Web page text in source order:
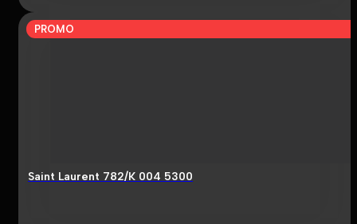
PROMO
Saint Laurent 782/K 004 5300